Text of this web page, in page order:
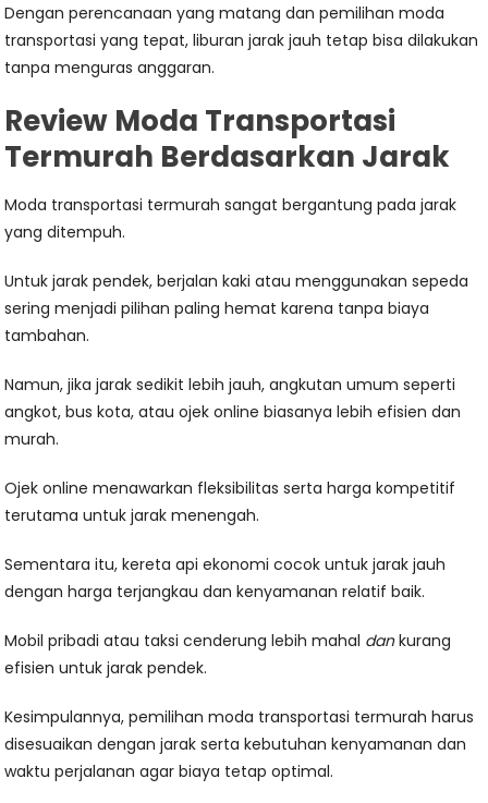
Dengan perencanaan yang matang dan pemilihan moda
transportasi yang tepat, liburan jarak jauh tetap bisa dilakukan
tanpa menguras anggaran.
Review Moda Transportasi
Termurah Berdasarkan Jarak
Moda transportasi termurah sangat bergantung pada jarak
yang ditempuh.
Untuk jarak pendek, berjalan kaki atau menggunakan sepeda
sering menjadi pilihan paling hemat karena tanpa biaya
tambahan.
Namun, jika jarak sedikit lebih jauh, angkutan umum seperti
angkot, bus kota, atau ojek online biasanya lebih efisien dan
murah.
Ojek online menawarkan fleksibilitas serta harga kompetitif
terutama untuk jarak menengah.
Sementara itu, kereta api ekonomi cocok untuk jarak jauh
dengan harga terjangkau dan kenyamanan relatif baik.
Mobil pribadi atau taksi cenderung lebih mahal dankurang
efisien untuk jarak pendek.
Kesimpulannya, pemilihan moda transportasi termurah harus
disesuaikan dengan jarak serta kebutuhan kenyamanan dan
waktu perjalanan agar biaya tetap optimal.